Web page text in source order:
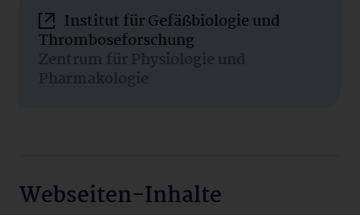
Institut für Gefäßbiologie und
Thromboseforschung
Zentrum für Physiologie und
Pharmakologie
Webseiten-Inhalte